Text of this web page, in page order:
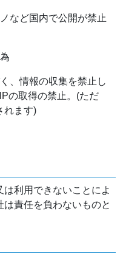
など国内で公開が禁止
、情報の収集を禁止し
の取得の禁止。(ただ
れます)
は利用できないことによ
責任を負わないものと